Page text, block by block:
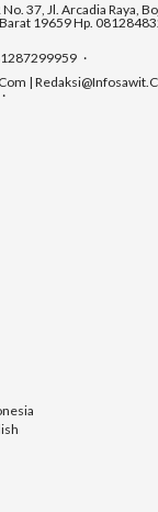
37, Jl. Arcadia Raya,
19659 Hp.
|